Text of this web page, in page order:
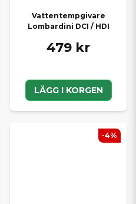
Vattentempgivare
Lombardini DCI / HDI
479 kr
LÄGG I KORGEN
-4%